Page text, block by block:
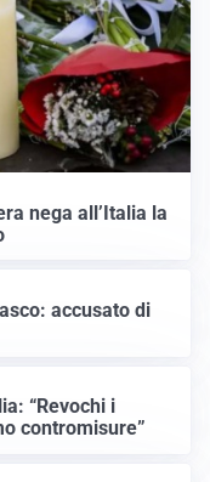
nega all’Italia la
accusato di
“Revochi i
contromisure”